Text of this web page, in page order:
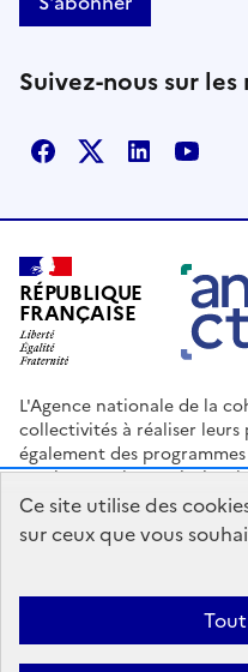
Ce site utilise des
sur ceux que vous
Suivez-nous sur
Facebook
X LinkedinYoutube
RÉPUBLIQUE
FRANÇAISE
L'Agence nationale de la
collectivités à réaliser
également des
soutiennent les territoires
Espace Presse
data.gouv.fr
Accessibilité : Partiellement